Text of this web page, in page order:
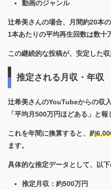
動画のジャンル
辻希美さんの場合、 月間約20本
1本あたりの平均再生回数は数十
この継続的な投稿が、安定した
推定される月収・年収
辻希美さんのYouTubeからの収
「平均月500万円ほどある」と報
これを年間に換算すると、 約
ます。
具体的な推定データとして、以
推定月収：約500万円